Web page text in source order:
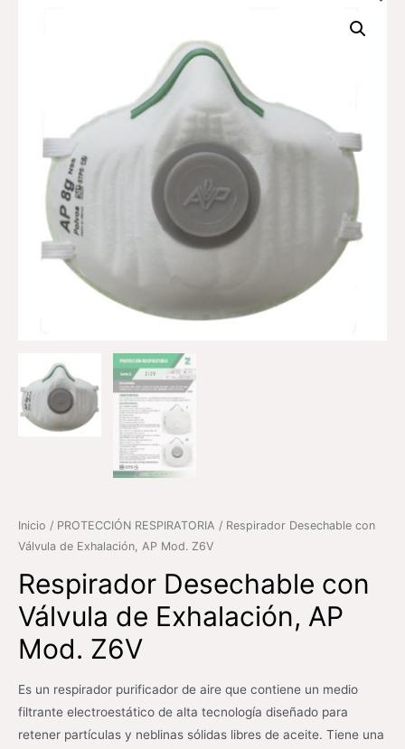
Inicio / PROTECCIÓN RESPIRATORIA / Respirador Desechable con
Válvula de Exhalación, AP Mod. Z6V
Respirador Desechable con
Válvula de Exhalación, AP
Mod. Z6V
Es un respirador purificador de aire que contiene un medio
filtrante electroestático de alta tecnología diseñado para
retener partículas y neblinas sólidas libres de aceite. Tiene una